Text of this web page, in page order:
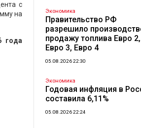
с
на
года
Экономика
Правительство РФ
разрешило
продажу топлива Евро 2,
Евро 3, Евро 4
05.08.2026 22:30
Экономика
Годовая инфляция в
составила 6,11%
05.08.2026 22:24